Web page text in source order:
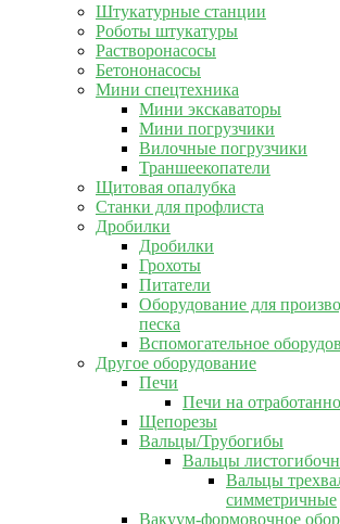
Штукатурные станции
Роботы штукатуры
Растворонасосы
Бетононасосы
Мини спецтехника
Мини экскаваторы
Мини погрузчики
Вилочные погрузчики
Траншеекопатели
Щитовая опалубка
Станки для профлиста
Дробилки
Дробилки
Грохоты
Питатели
Оборудование для
песка
Вспомогательное
Другое оборудование
Печи
Печи на
Щепорезы
Вальцы/Трубогибы
Вальцы
Вальцы
симметричные
Вакуум-формовочное